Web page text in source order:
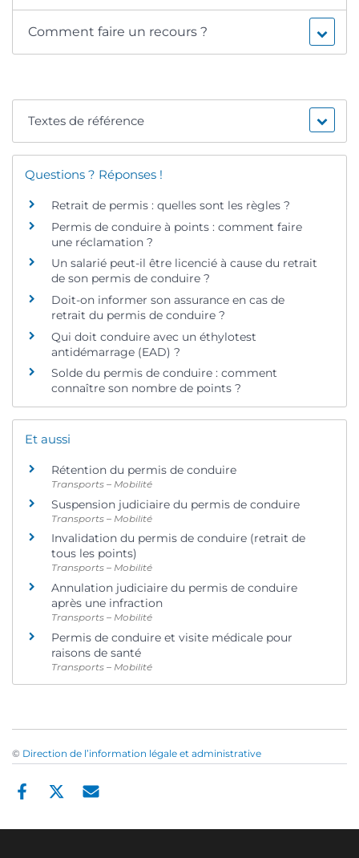
Comment faire un recours ?
Textes de référence
Questions ? Réponses !
Retrait de permis : quelles sont les règles ?
Permis de conduire à points : comment faire
une réclamation ?
Un salarié peut-il être licencié à cause du retrait
de son permis de conduire ?
Doit-on informer son assurance en cas de
retrait du permis de conduire ?
Qui doit conduire avec un éthylotest
antidémarrage (EAD) ?
Solde du permis de conduire : comment
connaître son nombre de points ?
Et aussi
Rétention du permis de conduire
Transports – Mobilité
Suspension judiciaire du permis de conduire
Transports – Mobilité
Invalidation du permis de conduire (retrait de
tous les points)
Transports – Mobilité
Annulation judiciaire du permis de conduire
après une infraction
Transports – Mobilité
Permis de conduire et visite médicale pour
raisons de santé
Transports – Mobilité
© Direction de l’information légale et administrative